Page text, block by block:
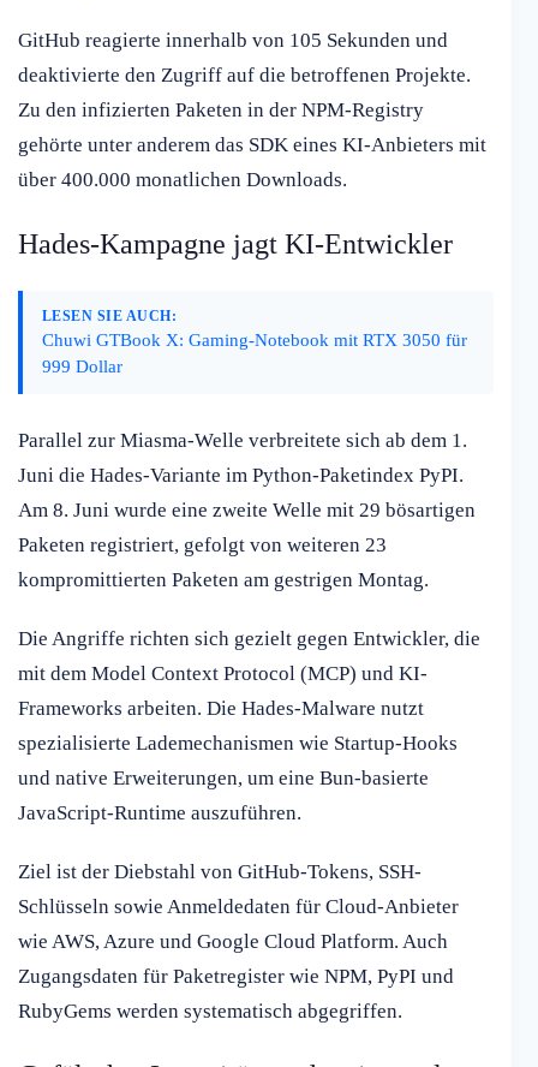
GitHub reagierte innerhalb von 105 Sekunden und
deaktivierte den Zugriff auf die betroffenen Projekte.
Zu den infizierten Paketen in der NPM-Registry
gehörte unter anderem das SDK eines KI-Anbieters mit
über 400.000 monatlichen Downloads.
Hades-Kampagne jagt KI-Entwickler
LESEN SIE AUCH:
Chuwi GTBook X: Gaming-Notebook mit RTX 3050 für
999 Dollar
Parallel zur Miasma-Welle verbreitete sich ab dem 1.
Juni die Hades-Variante im Python-Paketindex PyPI.
Am 8. Juni wurde eine zweite Welle mit 29 bösartigen
Paketen registriert, gefolgt von weiteren 23
kompromittierten Paketen am gestrigen Montag.
Die Angriffe richten sich gezielt gegen Entwickler, die
mit dem Model Context Protocol (MCP) und KI-
Frameworks arbeiten. Die Hades-Malware nutzt
spezialisierte Lademechanismen wie Startup-Hooks
und native Erweiterungen, um eine Bun-basierte
JavaScript-Runtime auszuführen.
Ziel ist der Diebstahl von GitHub-Tokens, SSH-
Schlüsseln sowie Anmeldedaten für Cloud-Anbieter
wie AWS, Azure und Google Cloud Platform. Auch
Zugangsdaten für Paketregister wie NPM, PyPI und
RubyGems werden systematisch abgegriffen.